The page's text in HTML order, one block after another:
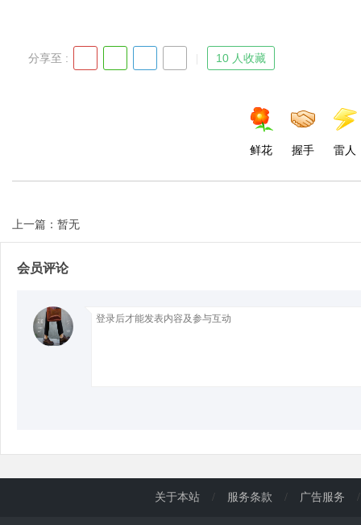
分享至 : 10 人收藏
鲜花 握手 雷人
上一篇：暂无
会员评论
关于本站 / 服务条款 / 广告服务 /